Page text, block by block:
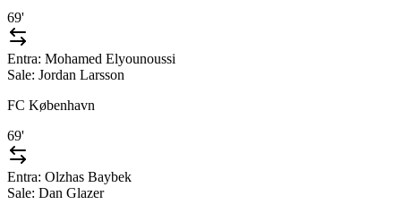
69'
Entra: Mohamed Elyounoussi
Sale: Jordan Larsson
FC København
69'
Entra: Olzhas Baybek
Sale: Dan Glazer